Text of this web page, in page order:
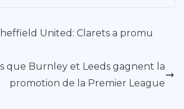
United: Clarets a promu
que Burnley et Leeds gagnent la
promotion de la Premier League